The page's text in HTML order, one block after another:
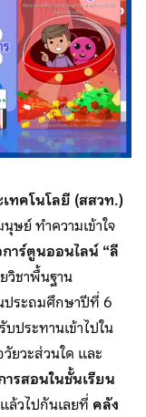
ทคโนโลยี (สสวท.)
ษย์ ทำความเข้าใจ
าร์ตูนออนไลน์ “ลี
วิชาพื้นฐาน
ประถมศึกษาปีที่ 6
ประทานเข้าไปใน
ยวะส่วนใด และ
ารสอนในชั้นเรียน
ล้วไปกันเลยที่ คลัง